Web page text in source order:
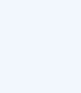
eğitim seni bekliyor!